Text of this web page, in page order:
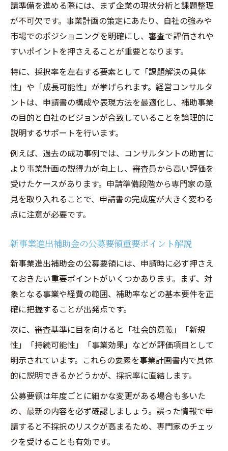
請準備を進める際には、まず企業の現状分析と課題整理
が不可欠です。事業計画の策定にあたり、自社の強みや
市場でのポジショニングを明確にし、審査で評価されや
すいポイントを押さえることが重要となります。
特に、採択率を左右する要素として「課題解決の具体
性」や「成長可能性」が挙げられます。経営コンサルタ
ントは、申請書の構成や表現方法を最適化し、補助事業
の目的と自社のビジョンが合致していることを論理的に
説明するサポートを行います。
例えば、過去の成功事例では、コンサルタントの助言に
より事業計画の説得力が向上し、審査員から高い評価を
受けたケースがあります。申請準備段階から専門家の意
見を取り入れることで、申請書の完成度が大きく変わる
点に注意が必要です。
新事業進出補助金の公募要領重要ポイント解説
新事業進出補助金の公募要領には、申請時に必ず押さえ
ておきたい重要ポイントがいくつかあります。まず、対
象となる事業や経費の範囲、補助率などの基本要件を正
確に把握することが出発点です。
次に、審査基準に目を向けると「社会的意義」「新規
性」「持続可能性」「事業効果」などが評価項目として
明示されています。これらの要素を事業計画書内で具体
的に説明できるかどうかが、採択率に直結します。
公募要領は年度ごとに細かな変更がある場合も多いた
め、最新の内容を必ず確認しましょう。誤った情報で申
請すると不採択のリスクが高まるため、専門家のチェッ
クを受けることも有効です。